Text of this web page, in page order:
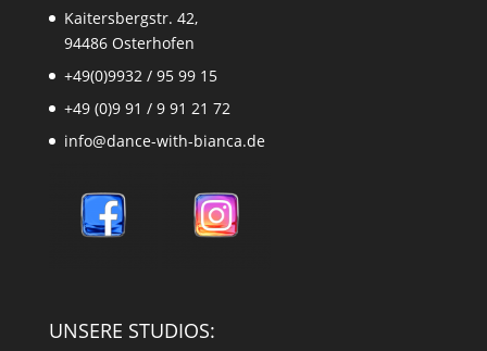
Kaitersbergstr. 42,
94486 Osterhofen
+49(0)9932 / 95 99 15
+49 (0)9 91 / 9 91 21 72
info@dance-with-bianca.de
UNSERE STUDIOS: